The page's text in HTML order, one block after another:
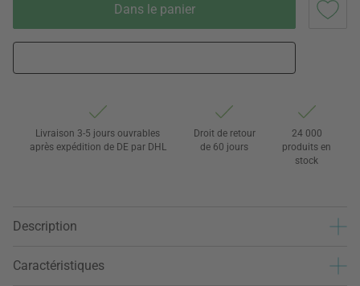
Dans le panier
Livraison 3-5 jours ouvrables
après expédition de DE par DHL
Droit de retour
de 60 jours
24 000
produits en
stock
Description
Caractéristiques